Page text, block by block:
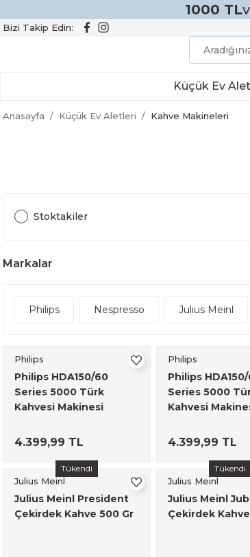
1000 TL
Bizi Takip Edin:
Küçük Ev
Anasayfa Küçük Ev Aletleri Kahve Makineleri
Stoktakiler
Markalar
Philips Nespresso Julius Meinl
Philips
Philips HDA150/60
Series 5000 Türk
Kahvesi Makinesi
4.399,99 TL
Philips
Philips HDA150/
Series 5000
Kahvesi
4.399,99 TL
Tükendi
Julius Meinl
Julius Meinl President
Çekirdek Kahve 500 Gr
Tükendi
Julius Meinl
Julius Meinl
Çekirdek